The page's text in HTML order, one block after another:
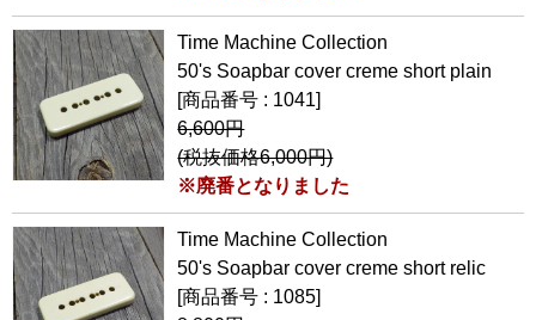
Time Machine Collection
50's Soapbar cover creme short plain
[商品番号 : 1041]
6,600円
(税抜価格6,000円)
※廃番となりました
Time Machine Collection
50's Soapbar cover creme short relic
[商品番号 : 1085]